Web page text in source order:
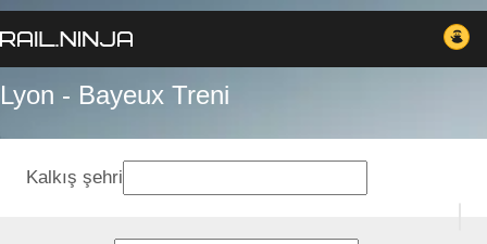
Lyon - Bayeux Treni
Kalkış şehri